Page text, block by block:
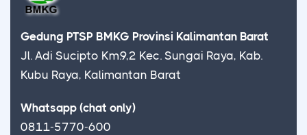
Gedung PTSP BMKG Provinsi Kalimantan Barat
Jl. Adi Sucipto Km.9,2 Kec. Sungai Raya, Kab.
Kubu Raya, Kalimantan Barat
Whatsapp (chat only)
0811-5770-600